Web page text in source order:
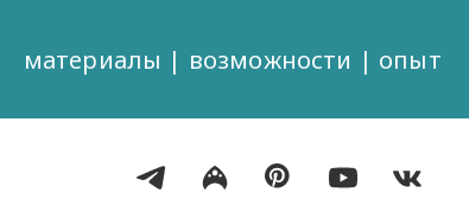
материалы | возможности | опыт